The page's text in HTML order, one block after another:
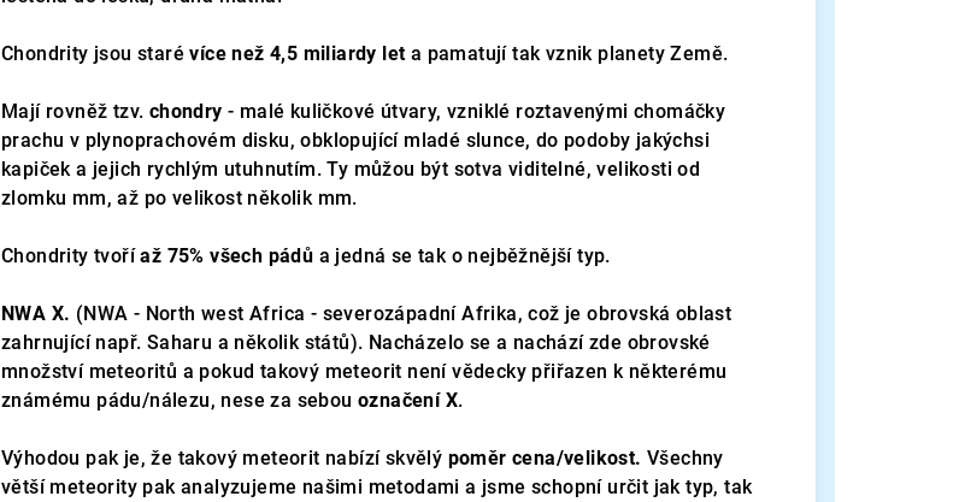
Chondrity jsou staré více než 4,5 miliardy let a pamatují tak vznik planety Země.
Mají rovněž tzv. chondry - malé kuličkové útvary, vzniklé roztavenými chomáčky
prachu v plynoprachovém disku, obklopující mladé slunce, do podoby jakýchsi
kapiček a jejich rychlým utuhnutím. Ty můžou být sotva viditelné, velikosti od
zlomku mm, až po velikost několik mm.
Chondrity tvoří až 75% všech pádů a jedná se tak o nejběžnější typ.
NWA X. (NWA - North west Africa - severozápadní Afrika, což je obrovská oblast
zahrnující např. Saharu a několik států). Nacházelo se a nachází zde obrovské
množství meteoritů a pokud takový meteorit není vědecky přiřazen k některému
známému pádu/nálezu, nese za sebou označení X.
Výhodou pak je, že takový meteorit nabízí skvělý poměr cena/velikost. Všechny
větší meteority pak analyzujeme našimi metodami a jsme schopní určit jak typ, tak